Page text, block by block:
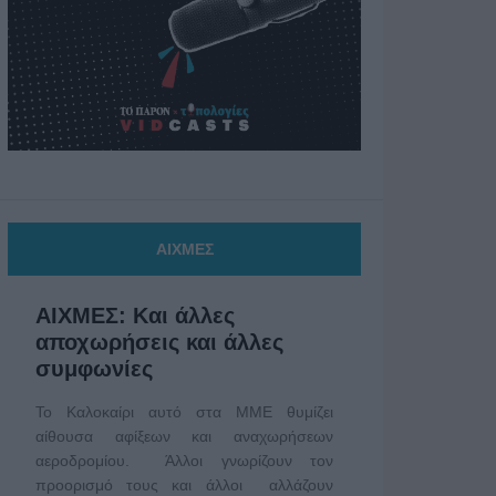
ΑΙΧΜΕΣ
ΑΙΧΜΕΣ: Και άλλες
αποχωρήσεις και άλλες
συμφωνίες
Το Καλοκαίρι αυτό στα ΜΜΕ θυμίζει
αίθουσα αφίξεων και αναχωρήσεων
αεροδρομίου. Άλλοι γνωρίζουν τον
προορισμό τους και άλλοι αλλάζουν